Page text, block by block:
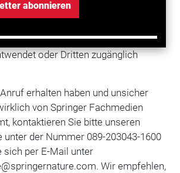
abonnieren
und stellt klar, dass das
aufzunehmen. Ferner wurden keine
oder Dritten zugänglich
erhalten haben und unsicher
von Springer Fachmedien
kontaktieren Sie bitte unseren
der Nummer 089-203043-1600
sich per E-Mail unter
Wir empfehlen,